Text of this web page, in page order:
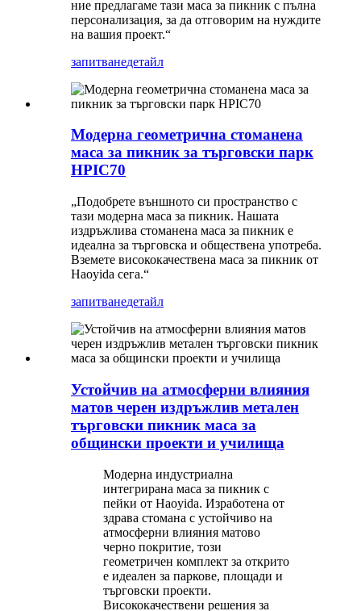
ние предлагаме тази маса за пикник с пълна
персонализация, за да отговорим на нуждите
на вашия проект.“
запитванедетайл
Модерна геометрична стоманена
маса за пикник за търговски парк
HPIC70
„Подобрете външното си пространство с
тази модерна маса за пикник. Нашата
издръжлива стоманена маса за пикник е
идеална за търговска и обществена употреба.
Вземете висококачествена маса за пикник от
Haoyida сега.“
запитванедетайл
Устойчив на атмосферни влияния
матов черен издръжлив метален
търговски пикник маса за
общински проекти и училища
Модерна индустриална
интегрирана маса за пикник с
пейки от Haoyida. Изработена от
здрава стомана с устойчиво на
атмосферни влияния матово
черно покритие, този
геометричен комплект за открито
е идеален за паркове, площади и
търговски проекти.
Висококачествени решения за